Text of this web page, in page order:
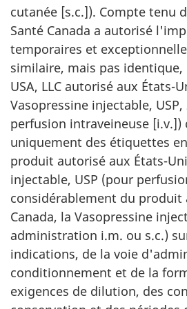
cutanée [s.c.]). Compte tenu
Santé Canada a autorisé
temporaires et
similaire, mais pas identique,
USA, LLC autorisé aux États-
Vasopressine injectable,
perfusion intraveineuse
uniquement des étiquettes
produit autorisé aux États-
injectable, USP (pour
considérablement du produit
Canada, la Vasopressine
administration i.m. ou s.c.)
indications, de la voie
conditionnement et de la
exigences de dilution, des